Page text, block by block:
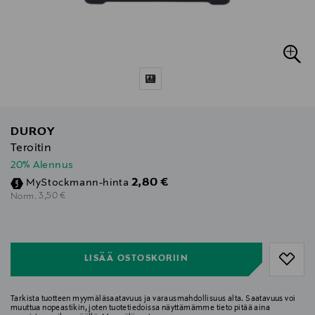
DUROY
Teroitin
20% Alennus
MyStockmann-hinta Discounted Price
2,80 €
Norm. Original Price
3,50 €
LISÄÄ OSTOSKORIIN
Tarkista tuotteen myymäläsaatavuus ja varausmahdollisuus alta. Saatavuus voi
muuttua nopeastikin, joten tuotetiedoissa näyttämämme tieto pitää aina